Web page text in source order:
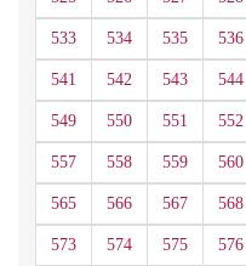
533 534 535 536
541 542 543 544
549 550 551 552
557 558 559 560
565 566 567 568
573 574 575 576